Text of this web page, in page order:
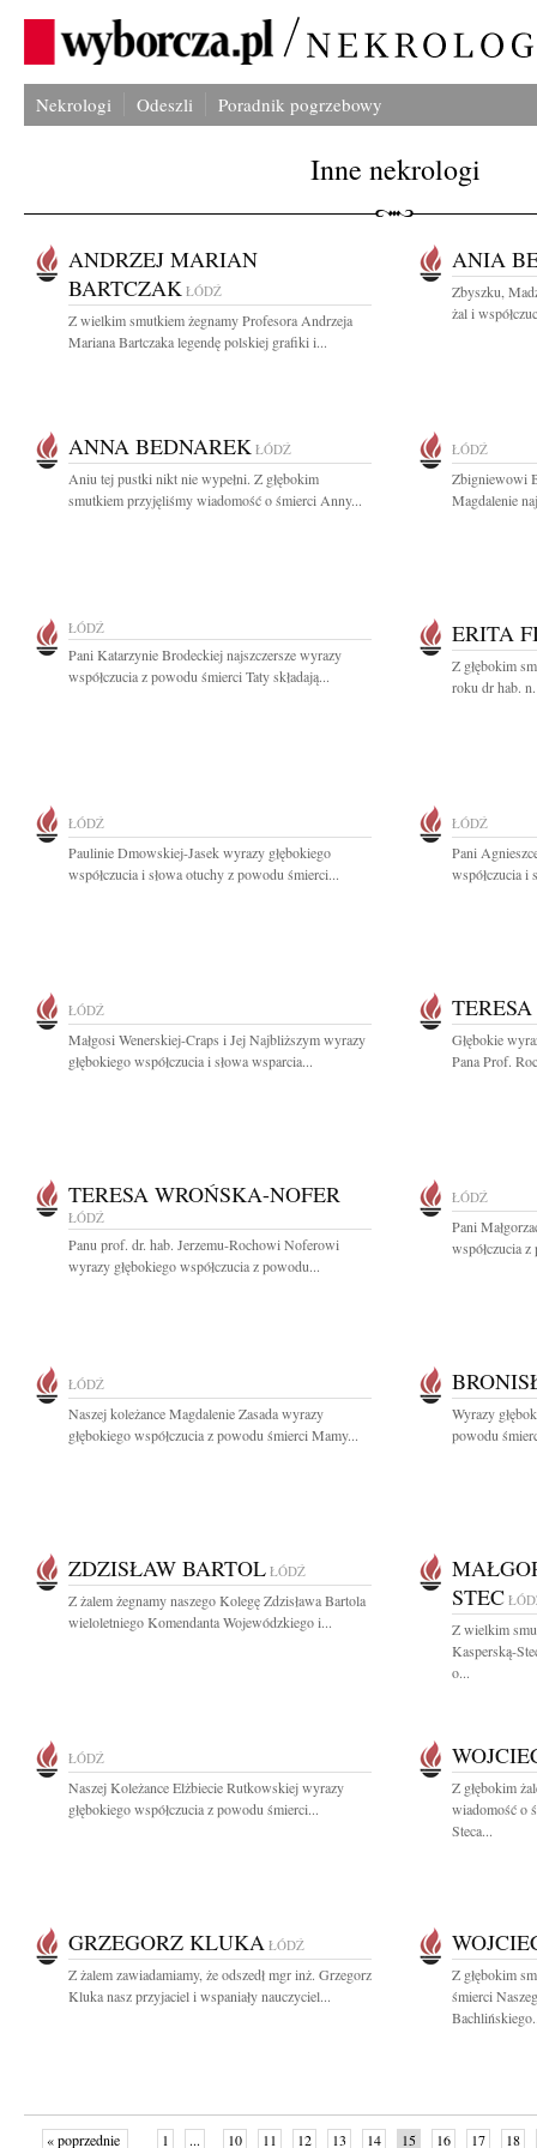
Nekrologi Odeszli Poradnik pogrzebowy
Inne nekrologi
ANDRZEJ MARIAN
BARTCZAK ŁÓDŹ
Z wielkim smutkiem żegnamy Profesora Andrzeja
Mariana Bartczaka legendę polskiej grafiki i...
ANIA
Zbyszku,
żal i
ANNA BEDNAREK ŁÓDŹ
Aniu tej pustki nikt nie wypełni. Z głębokim
smutkiem przyjęliśmy wiadomość o śmierci Anny...
ŁÓDŹ
Zbigniewowi
Magdalenie
ŁÓDŹ
Pani Katarzynie Brodeckiej najszczersze wyrazy
współczucia z powodu śmierci Taty składają...
ERITA
Z głębokim
roku dr hab.
ŁÓDŹ
Paulinie Dmowskiej-Jasek wyrazy głębokiego
współczucia i słowa otuchy z powodu śmierci...
ŁÓDŹ
Pani
współczucia i
ŁÓDŹ
Małgosi Wenerskiej-Craps i Jej Najbliższym wyrazy
głębokiego współczucia i słowa wsparcia...
Głębokie
Pana Prof.
TERESA WROŃSKA-NOFER
ŁÓDŹ
Panu prof. dr. hab. Jerzemu-Rochowi Noferowi
wyrazy głębokiego współczucia z powodu...
ŁÓDŹ
Pani
współczucia
ŁÓDŹ
Naszej koleżance Magdalenie Zasada wyrazy
głębokiego współczucia z powodu śmierci Mamy...
Wyrazy
powodu
ZDZISŁAW BARTOL ŁÓDŹ
Z żalem żegnamy naszego Kolegę Zdzisława Bartola
wieloletniego Komendanta Wojewódzkiego i...
STEC
Z wielkim
Kasperską-
o...
ŁÓDŹ
Naszej Koleżance Elżbiecie Rutkowskiej wyrazy
głębokiego współczucia z powodu śmierci...
Z głębokim
wiadomość o
Steca...
GRZEGORZ KLUKA ŁÓDŹ
Z żalem zawiadamiamy, że odszedł mgr inż. Grzegorz
Kluka nasz przyjaciel i wspaniały nauczyciel...
Z głębokim
śmierci
« poprzednie 1 ... 10 11 12 13 14 15 16 17 18